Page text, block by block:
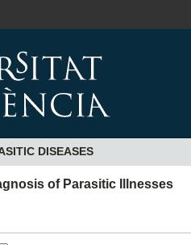
DISEASES
of Parasitic Illnesses